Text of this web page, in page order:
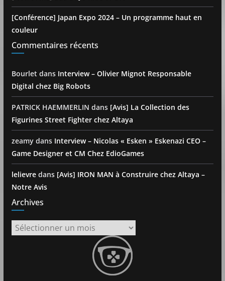
[Conférence] Japan Expo 2024 – Un programme haut en
couleur
Commentaires récents
Bourlet dans Interview – Olivier Mignot Responsable
Digital chez Big Robots
PATRICK HAEMMERLIN dans [Avis] La Collection des
Figurines Street Fighter chez Altaya
zeamydans Interview – Nicolas « Esken » Eskenazi CEO –
Game Designer et CM Chez EdioGames
lelievredans [Avis] IRON MAN à Construire chez Altaya –
Notre Avis
Archives
Archives